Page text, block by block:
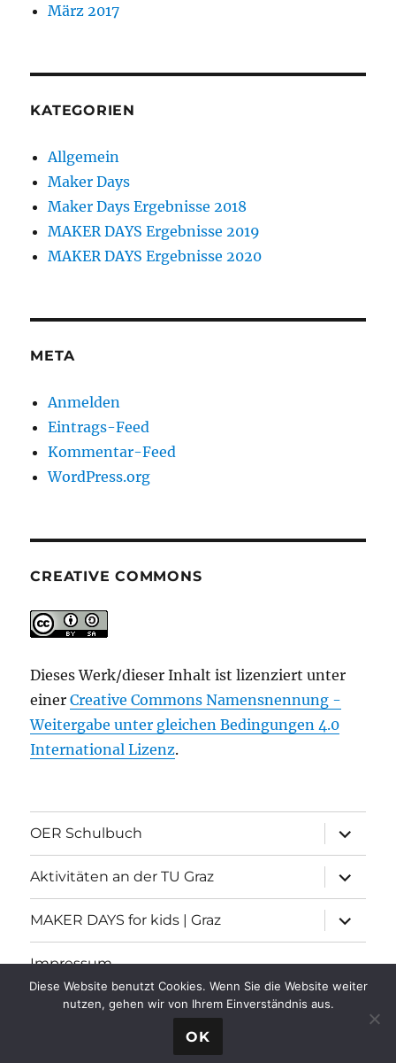
März 2017
KATEGORIEN
Allgemein
Maker Days
Maker Days Ergebnisse 2018
MAKER DAYS Ergebnisse 2019
MAKER DAYS Ergebnisse 2020
META
Anmelden
Eintrags-Feed
Kommentar-Feed
WordPress.org
CREATIVE COMMONS
Dieses Werk/dieser Inhalt ist lizenziert unter
einerCreative Commons Namensnennung -
Weitergabe unter gleichen Bedingungen 4.0
International Lizenz.
OER Schulbuch
öffnen
Aktivitäten an der TU Graz
öffnen
MAKER DAYS for kids | Graz
öffnen
Impressum
Informatische Grundbildung
Stolz präsentiert von
Diese Website benutzt Cookies. Wenn Sie die Website weiter
nutzen, gehen wir von Ihrem Einverständnis aus.
OK